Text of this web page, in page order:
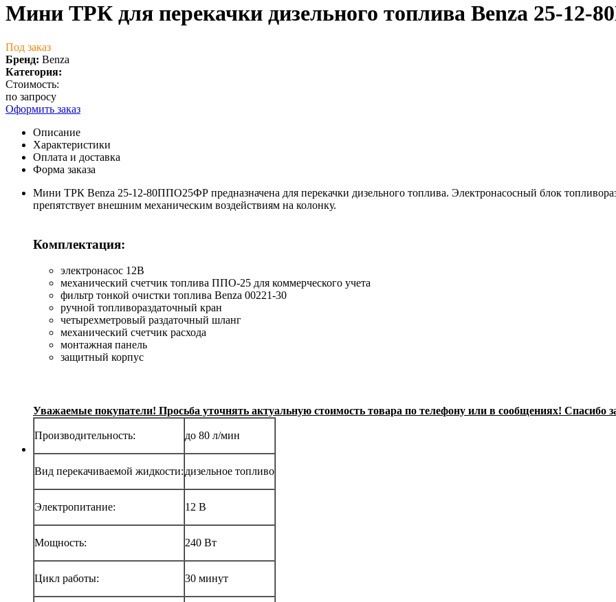
Мини ТРК для перекачки дизельного топлива Benza 25-
Под заказ
Бренд: Benza
Категория:
Стоимость:
по запросу
Оформить заказ
Описание
Характеристики
Оплата и доставка
Форма заказа
Мини ТРК Benza 25-12-80ППО25ФР предназначена для перекачки дизельного топлива. Электронасосный блок
препятствует внешним механическим воздействиям на колонку.
Комплектация:
электронасос 12В
механический счетчик топлива ППО-25 для коммерческого учета
фильтр тонкой очистки топлива Benza 00221-30
ручной топливораздаточный кран
четырехметровый раздаточный шланг
механический счетчик расхода
монтажная панель
защитный корпус
Уважаемые покупатели! Просьба уточнять актуальную стоимость товара по телефону или в сообщениях! Спасибо
Производительность: до 80 л/мин
Вид перекачиваемой жидкости: дизельное топливо
Электропитание: 12 В
Мощность: 240 Вт
Цикл работы: 30 минут